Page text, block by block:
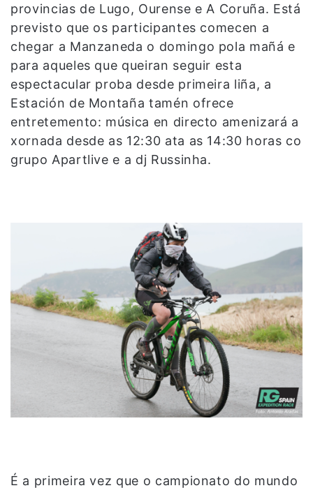
provincias de Lugo, Ourense e A Coruña. Está
previsto que os participantes comecen a
chegar a Manzaneda o domingo pola mañá e
para aqueles que queiran seguir esta
espectacular proba desde primeira liña, a
Estación de Montaña tamén ofrece
entretemento: música en directo amenizará a
xornada desde as 12:30 ata as 14:30 horas co
grupo Apartlive e a dj Russinha.
É a primeira vez que o campionato do mundo